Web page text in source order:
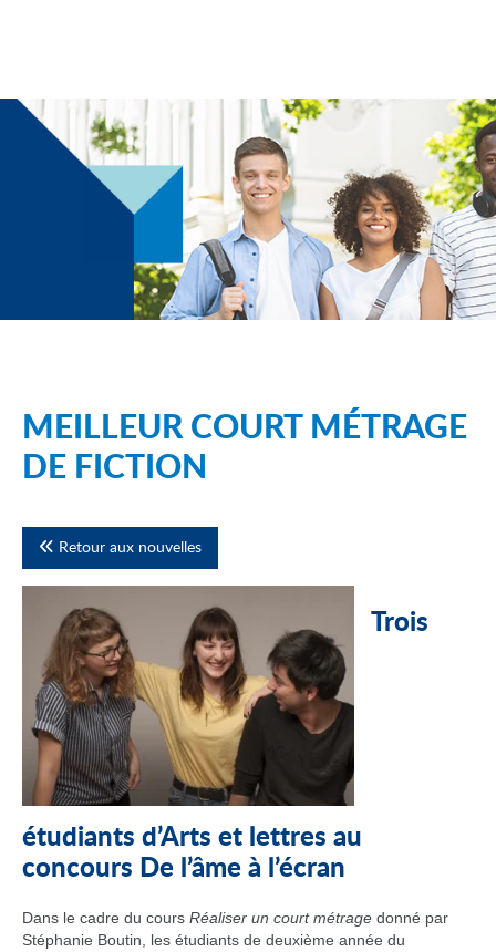
MEILLEUR COURT MÉTRAGE
DE FICTION
Retour aux nouvelles
Trois
étudiants d’Arts et lettres au
concours De l’âme à l’écran
Dans le cadre du cours Réaliser un court métrage donné par
Stéphanie Boutin, les étudiants de deuxième année du